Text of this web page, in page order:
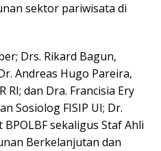
sektor pariwisata di
Drs. Rikard Bagun,
Andreas Hugo Pareira,
RI; dan Dra. Francisia Ery
Sosiolog FISIP UI; Dr.
sekaligus Staf Ahli
Berkelanjutan dan